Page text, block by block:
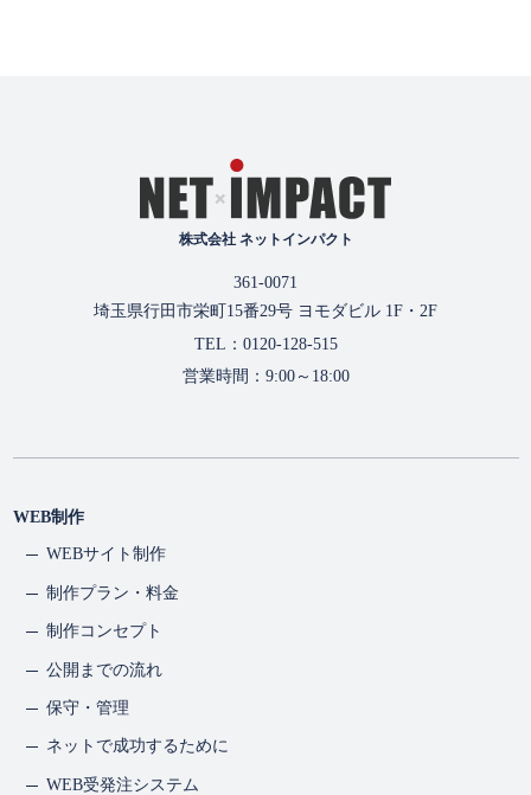
WEB制作
WEBサイト制作
制作プラン・料金
制作コンセプト
公開までの流れ
保守・管理
ネットで成功するために
WEB受発注システム
株式会社 ネットインパクト
361-0071
埼玉県行田市栄町15番29号 ヨモダビル 1F・2F
TEL：0120-128-515
営業時間：9:00～18:00